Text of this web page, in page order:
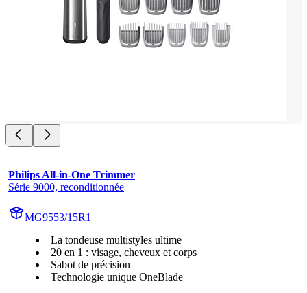
Philips All-in-One Trimmer
Série 9000, reconditionnée
MG9553/15R1
La tondeuse multistyles ultime
20 en 1 : visage, cheveux et corps
Sabot de précision
Technologie unique OneBlade